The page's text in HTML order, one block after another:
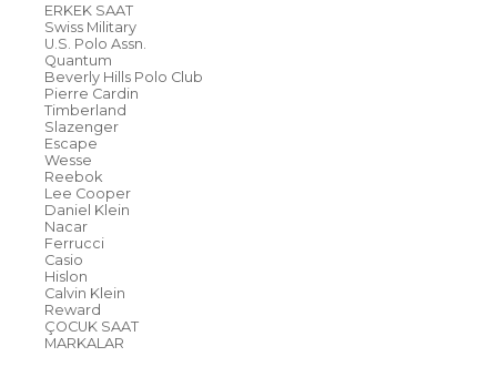
ERKEK SAAT
Swiss Military
U.S. Polo Assn.
Quantum
Beverly Hills Polo Club
Pierre Cardin
Timberland
Slazenger
Escape
Wesse
Reebok
Lee Cooper
Daniel Klein
Nacar
Ferrucci
Casio
Hislon
Calvin Klein
Reward
ÇOCUK SAAT
MARKALAR